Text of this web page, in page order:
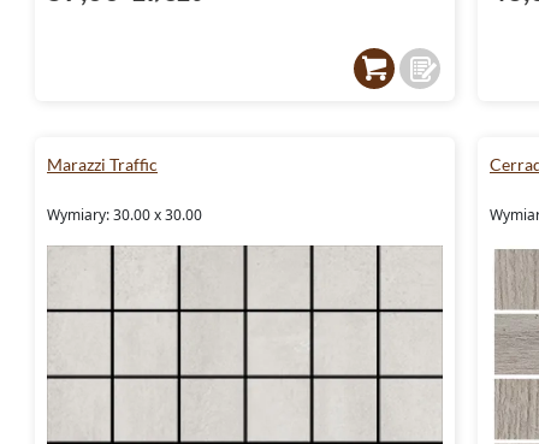
Marazzi Traffic
Wymiary: 30.00 x 30.00